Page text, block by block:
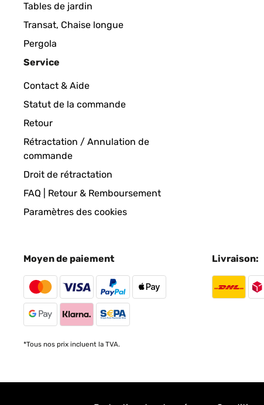
Tables de jardin
Transat, Chaise longue
Pergola
Service
Contact & Aide
Statut de la commande
Retour
Rétractation / Annulation de
commande
Droit de rétractation
FAQ | Retour & Remboursement
Paramètres des cookies
Moyen de paiement
*Tous nos prix incluent la TVA.
Livraison: